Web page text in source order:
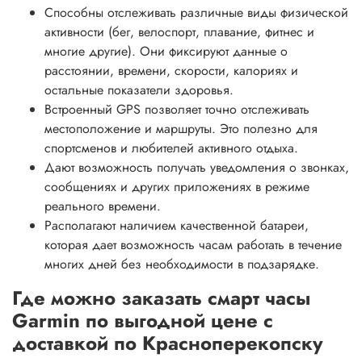
Способны отслеживать различные виды физической
активности (бег, велоспорт, плавание, фитнес и
многие другие). Они фиксируют данные о
расстоянии, времени, скорости, калориях и
остальные показатели здоровья.
Встроенный GPS позволяет точно отслеживать
местоположение и маршруты. Это полезно для
спортсменов и любителей активного отдыха.
Дают возможность получать уведомления о звонках,
сообщениях и других приложениях в режиме
реального времени.
Располагают наличием качественной батареи,
которая дает возможность часам работать в течение
многих дней без необходимости в подзарядке.
Где можно заказать смарт часы
Garmin по выгодной цене с
доставкой по Красноперекопску